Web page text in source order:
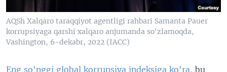
AQSh Xalqaro taraqqiyot agentligi rahbari Samanta Pauer
korrupsiyaga qarshi xalqaro anjumanda so'zlamoqda,
Vashington, 6-dekabr, 2022 (IACC)
Eng so'nggi global korrupsiya indeksiga ko'ra, bu